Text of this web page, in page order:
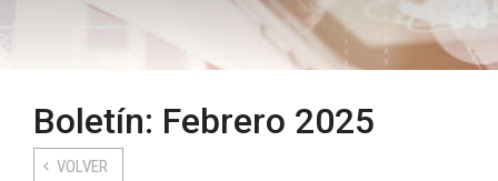
Boletín: Febrero 2025
VOLVER